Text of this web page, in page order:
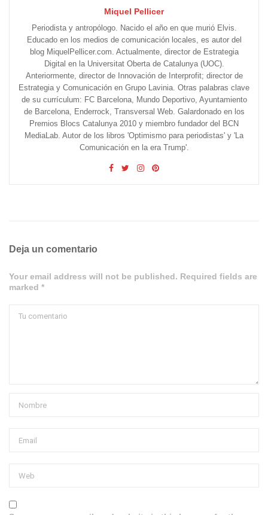
Miquel Pellicer
Periodista y antropólogo. Nacido el año en que murió Elvis.
Educado en los medios de comunicación locales, es autor del
blog MiquelPellicer.com. Actualmente, director de Estrategia
Digital en la Universitat Oberta de Catalunya (UOC).
Anteriormente, director de Innovación de Interprofit; director de
Estrategia y Comunicación en Grupo Lavinia. Otras palabras clave
de su currículum: FC Barcelona, Mundo Deportivo, Ayuntamiento
de Barcelona, Enderrock, Transversal Web. Galardonado en los
Premios Blocs Catalunya 2010 y miembro fundador del BCN
MediaLab. Autor de los libros 'Optimismo para periodistas' y 'La
Comunicación en la era Trump'.
Deja un comentario
Your email address will not be published. Required fields are
marked *